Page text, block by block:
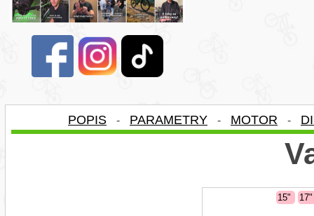
POPIS - PARAMETRY - MOTOR -
15"